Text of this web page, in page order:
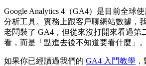
Google Analytics 4（GA4）是目前全球
分析工具。實務上跟客戶聊網站數據，
老闆裝了 GA4，但從來沒打開來看過第
看，而是「點進去後不知道要看什麼」。
如果你已經讀過我們的 GA4 入門教學